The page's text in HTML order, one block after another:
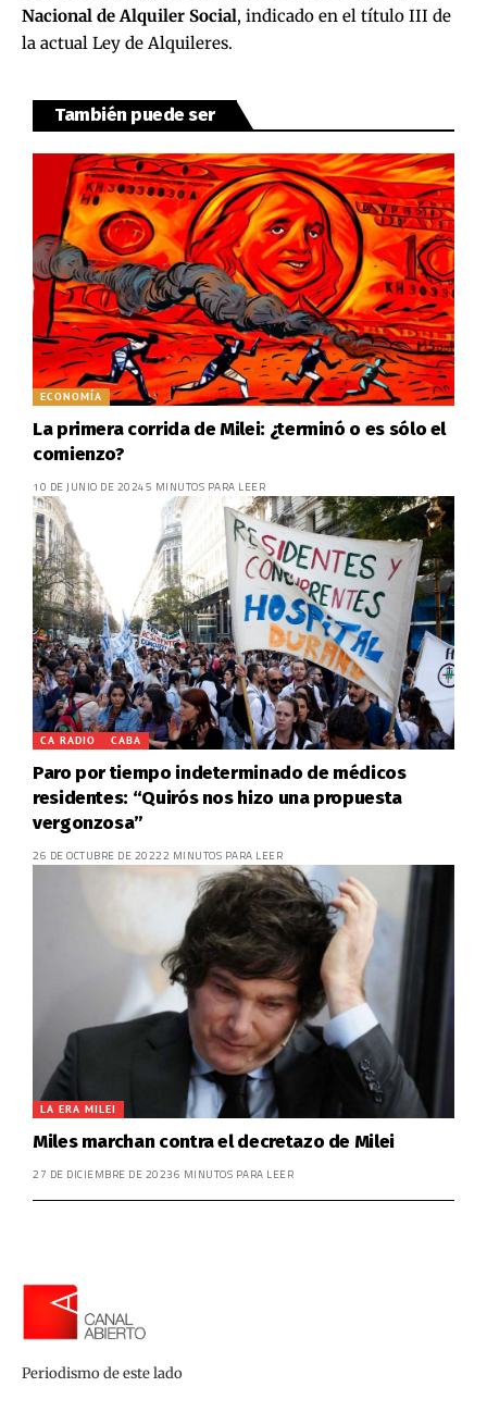
Nacional de Alquiler Social, indicado en el título III de
la actual Ley de Alquileres.
También puede ser
ECONOMÍA
La primera corrida de Milei: ¿terminó o es sólo el
comienzo?
10 DE JUNIO DE 20245 MINUTOS PARA LEER
CA RADIO CABA
Paro por tiempo indeterminado de médicos
residentes: “Quirós nos hizo una propuesta
vergonzosa”
26 DE OCTUBRE DE 20222 MINUTOS PARA LEER
LA ERA MILEI
Miles marchan contra el decretazo de Milei
27 DE DICIEMBRE DE 20236 MINUTOS PARA LEER
Periodismo de este lado